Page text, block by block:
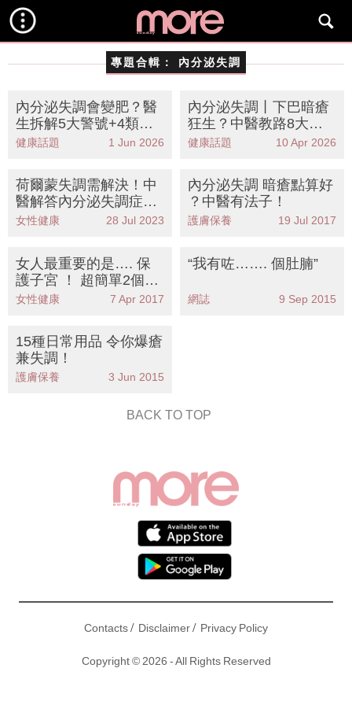
專題合輯： 內分泌失調
內分泌失調會變肥？醫
生拆解5大警號+4類體
質調理懶人包 (附中醫
健康話題 1 Jun 2026
內分泌失調丨下巴暗瘡
狂生？中醫教路8大補
腎食物調理荷爾蒙！附
健康話題 10 Apr 2026
荷爾蒙失調需解決！中
醫解答內分泌失調症狀
及成因+5招調理月經平
女性健康 28 Jul 2023
內分泌失調 暗瘡點算好
？中醫有法子！
護膚保養 19 Jul 2017
女人最重要的是…. 保
護子宮 ！ 超簡單2個動
作～不易老化！
女性健康 7 Apr 2017
“我有咗……. 個肚腩”
網誌 9 Sep 2015
15種日常用品 令你爆瘡
兼失調！
護膚保養 3 Jun 2015
BACK TO TOP
Contacts/ Disclaimer/ Privacy Policy
Copyright © 2026 - All Rights Reserved